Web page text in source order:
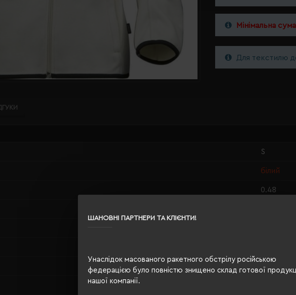
ШАНОВНІ ПАРТНЕРИ ТА КЛІЄНТИ!
Унаслідок масованого ракетного обстрілу російською
федерацією було повністю знищено склад готової
нашої компанії.
Мінімальна
Для текстилю
S
білий
0.48
100%
350 г/м²